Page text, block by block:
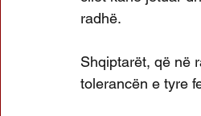
radhë.
Shqiptarët, që në
tolerancën e tyre